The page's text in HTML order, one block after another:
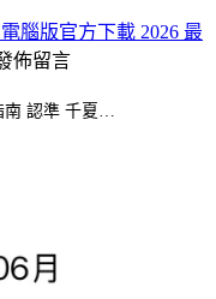
腦版官方下載 2026 最
佈留言
南 認準 千夏…